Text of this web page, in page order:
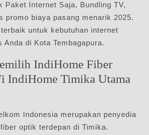
Paket Internet Saja, Bundling TV,
promo biaya pasang menarik 2025.
untuk kebutuhan internet
Anda di Kota Tembagapura.
IndiHome Fiber
IndiHome Timika Utama
Indonesia merupakan penyedia
optik terdepan di Timika.